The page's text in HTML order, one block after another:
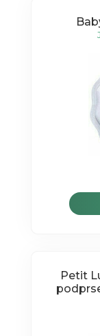
Petit